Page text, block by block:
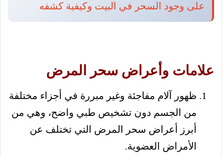
على وجود السحر في البيت وكيفية كشفه
علامات وأعراض سحر المرض
ظهور آلام مفاجئة وغير مبررة في أجزاء مختلفة
من الجسم دون تشخيص طبي واضح، وهي من
أبرز أعراض سحر المرض التي تختلف عن
الأمراض العضوية.